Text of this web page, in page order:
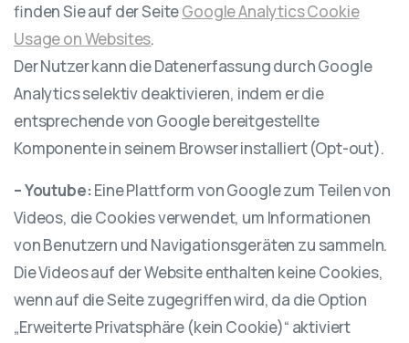
finden Sie auf der SeiteGoogle Analytics Cookie
Usage on Websites.
Der Nutzer kann die Datenerfassung durch Google
Analytics selektiv deaktivieren, indem er die
entsprechende von Google bereitgestellte
Komponente in seinem Browser installiert (Opt-out).
– Youtube: Eine Plattform von Google zum Teilen von
Videos, die Cookies verwendet, um Informationen
von Benutzern und Navigationsgeräten zu sammeln.
Die Videos auf der Website enthalten keine Cookies,
wenn auf die Seite zugegriffen wird, da die Option
„Erweiterte Privatsphäre (kein Cookie)“ aktiviert